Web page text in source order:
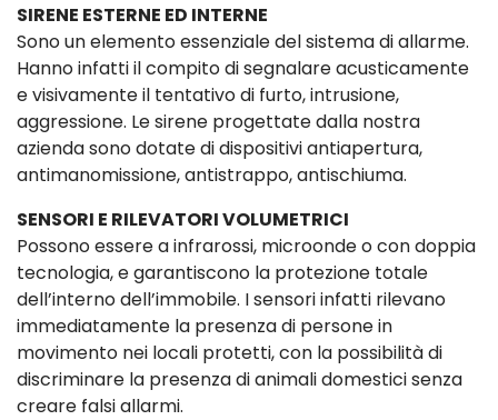
SIRENE ESTERNE ED INTERNE
Sono un elemento essenziale del sistema di allarme.
Hanno infatti il compito di segnalare acusticamente
e visivamente il tentativo di furto, intrusione,
aggressione. Le sirene progettate dalla nostra
azienda sono dotate di dispositivi antiapertura,
antimanomissione, antistrappo, antischiuma.
SENSORI E RILEVATORI VOLUMETRICI
Possono essere a infrarossi, microonde o con doppia
tecnologia, e garantiscono la protezione totale
dell’interno dell’immobile. I sensori infatti rilevano
immediatamente la presenza di persone in
movimento nei locali protetti, con la possibilità di
discriminare la presenza di animali domestici senza
creare falsi allarmi.